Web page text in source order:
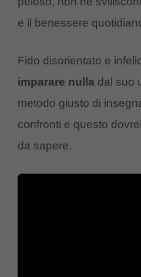
e il benessere
Fido disorientato e
imparare nulla dal suo
metodo giusto di
confronti e questo
da sapere.